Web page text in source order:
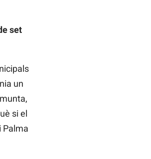
set
un
si el
Palma